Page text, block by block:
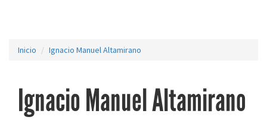
Inicio Ignacio Manuel Altamirano
Ignacio Manuel Altamirano